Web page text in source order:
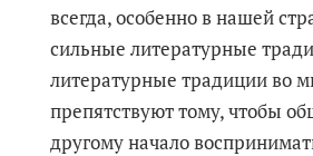
всегда, особенно в нашей
сильные литературные
литературные традиции во
препятствуют тому, чтобы
другому начало